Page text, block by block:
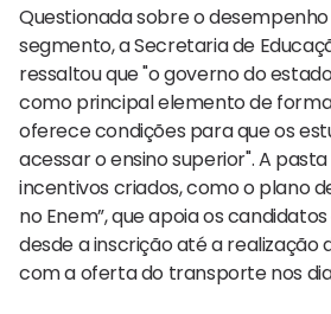
Questionada sobre o desempenho
segmento, a Secretaria de
ressaltou que "o governo do
como principal elemento de
oferece condições para que os
acessar o ensino superior". A
incentivos criados, como o plano
no Enem”, que apoia os
desde a inscrição até a realização
com a oferta do transporte nos